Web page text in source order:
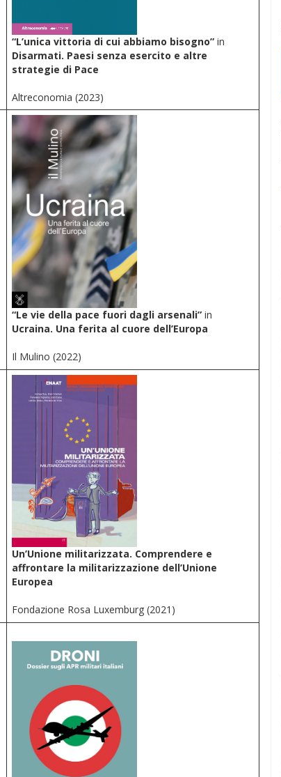
“L’unica vittoria di cui abbiamo bisogno” in
Disarmati. Paesi senza esercito e altre
strategie di Pace
Altreconomia (2023)
“Le vie della pace fuori dagli arsenali” in
Ucraina. Una ferita al cuore dell’Europa
Il Mulino (2022)
Un’Unione militarizzata. Comprendere e
affrontare la militarizzazione dell’Unione
Europea
Fondazione Rosa Luxemburg (2021)